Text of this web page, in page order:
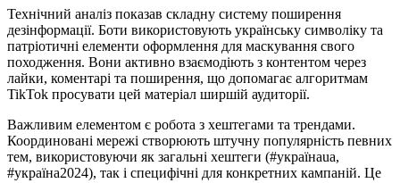
Технічний аналіз показав складну систему поширення
дезінформації. Боти використовують українську символіку та
патріотичні елементи оформлення для маскування свого
походження. Вони активно взаємодіють з контентом через
лайки, коментарі та поширення, що допомагає алгоритмам
TikTok просувати цей матеріал ширшій аудиторії.
Важливим елементом є робота з хештегами та трендами.
Координовані мережі створюють штучну популярність певних
тем, використовуючи як загальні хештеги (#українаuа,
#україна2024), так і специфічні для конкретних кампаній. Це